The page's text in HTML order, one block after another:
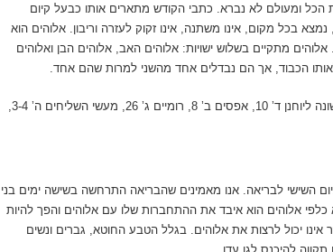
ומעולם לא נברא. כתבי הקודש מתארים אותו כבעל קיום
בכל מקום, אינו משתנה, אינו זקוק לעזרה וריבון. אלוהים הוא
מתקיים בשלוש ישויות: אלוהים האב, אלוהים הבן ואלוהים
הכבוד, אך הם נבדלים אחד מהשני למרות שהם אחד.
השישי לבריאה. אנו מאמינים שהבריאה התרחשה בשישה ימים בני
אלוהים הוא איבד את ההתחברות שלו עם אלוהים והפך להיות
יכול לרצות את אלוהים. בגלל הטבע החוטא, גברים ונשים